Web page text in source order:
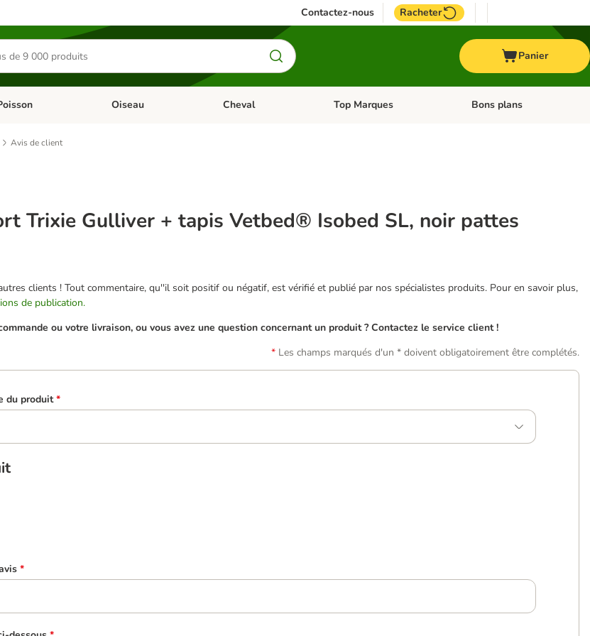
Contactez-nous Racheter
Panier
les catégories: Rongeur & CoDérouler les catégories: Poisson
Oiseau Dérouler les catégories: Oiseau
Cheval Dérouler les catégories: Cheval
Top Marques Dérouler les catégories: Top
Bons plans
Avis de client
Trixie Gulliver + tapis Vetbed® Isobed SL, noir pattes
clients ! Tout commentaire, qu''il soit positif ou négatif, est vérifié et publié par nos spécialistes produits. Pour en savoir plus,
de publication.
ou votre livraison, ou vous avez une question concernant un produit ? Contactez le service client !
Les champs marqués d'un * doivent obligatoirement être complétés.
du produit *
*